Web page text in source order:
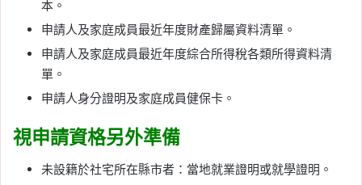
本。
申請人及家庭成員最近年度財產歸屬資料清單。
申請人及家庭成員最近年度綜合所得稅各類所得資料清
單。
申請人身分證明及家庭成員健保卡。
視申請資格另外準備
未設籍於社宅所在縣市者：當地就業證明或就學證明。